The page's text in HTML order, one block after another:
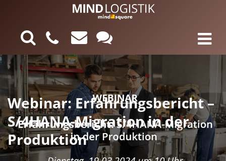
Webinar: Erfahrungsbericht –
S/4HANA-Migration in der
Produktion